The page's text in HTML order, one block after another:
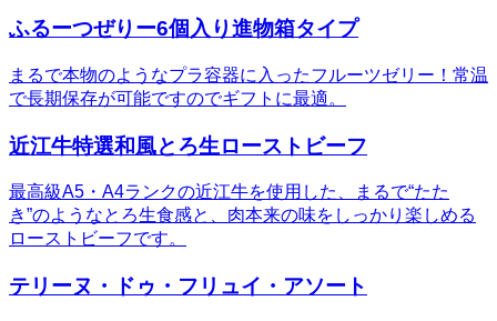
ふるーつぜりー6個入り進物箱タイプ
まるで本物のようなプラ容器に入ったフルーツゼリー！常温
で長期保存が可能ですのでギフトに最適。
近江牛特選和風とろ生ローストビーフ
最高級A5・A4ランクの近江牛を使用した、まるで“たた
き”のようなとろ生食感と、肉本来の味をしっかり楽しめる
ローストビーフです。
テリーヌ・ドゥ・フリュイ・アソート